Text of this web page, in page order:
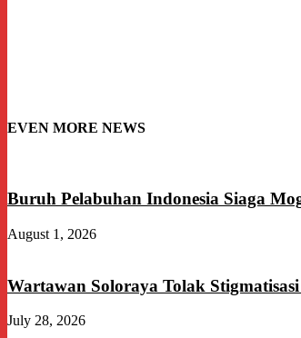
EVEN MORE NEWS
Buruh Pelabuhan Indonesia Siaga
August 1, 2026
Wartawan Soloraya Tolak
July 28, 2026